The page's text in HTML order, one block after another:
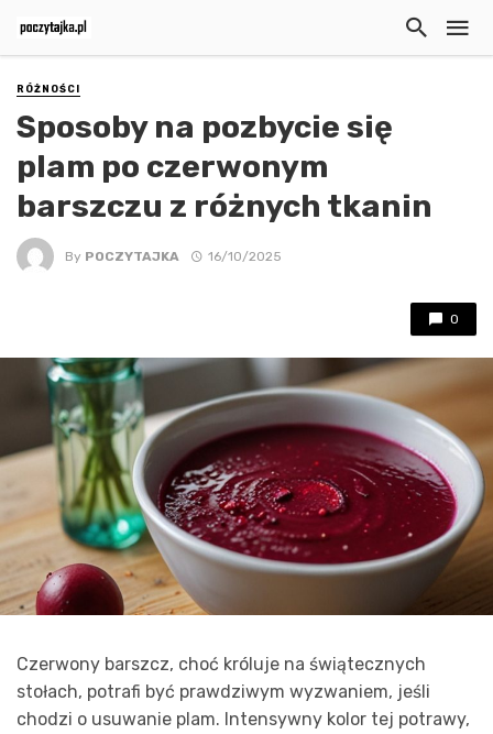
RÓŻNOŚCI
Sposoby na pozbycie się
plam po czerwonym
barszczu z różnych tkanin
By POCZYTAJKA 16/10/2025
0
Czerwony barszcz, choć króluje na świątecznych
stołach, potrafi być prawdziwym wyzwaniem, jeśli
chodzi o usuwanie plam. Intensywny kolor tej potrawy,